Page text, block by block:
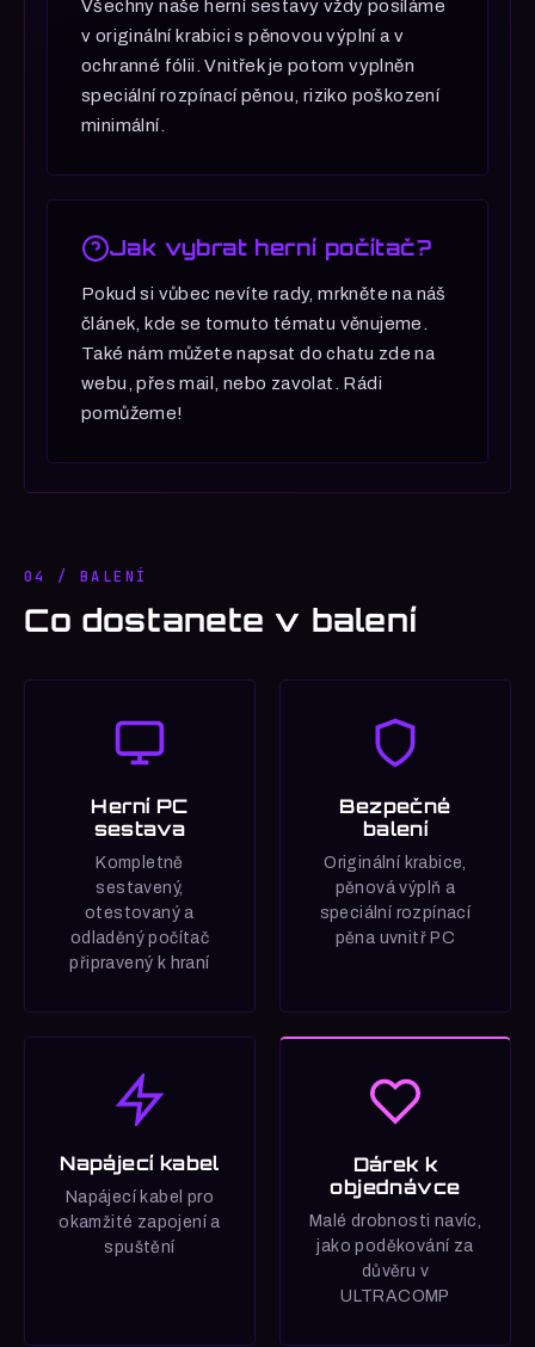
Všechny naše herní sestavy vždy posíláme
v originální krabici s pěnovou výplní a v
ochranné fólii. Vnitřek je potom vyplněn
speciální rozpínací pěnou, riziko poškození
minimální.
Jak vybrat herní počítač?
Pokud si vůbec nevíte rady, mrkněte na náš
článek, kde se tomuto tématu věnujeme.
Také nám můžete napsat do chatu zde na
webu, přes mail, nebo zavolat. Rádi
pomůžeme!
04 / BALENÍ
Co dostanete v balení
Herní PC
sestava
Kompletně
sestavený,
otestovaný a
odladěný počítač
připravený k hraní
Bezpečné
balení
Originální krabice,
pěnová výplň a
speciální rozpínací
pěna uvnitř PC
Napájecí kabel
Napájecí kabel pro
okamžité zapojení a
spuštění
Dárek k
objednávce
Malé drobnosti navíc,
jako poděkování za
důvěru v
ULTRACOMP